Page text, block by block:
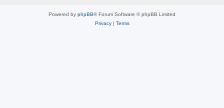
Powered by phpBB® Forum Software © phpBB Limited
Privacy| Terms